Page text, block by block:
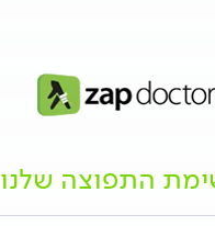
התפוצה שלנו